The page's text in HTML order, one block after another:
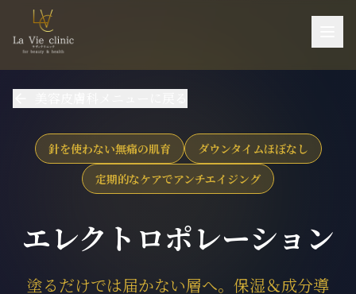
施術一覧
機器一覧
医師紹介
ご予約・お問い合わせ
針を使わない無痛の肌育
ダウンタイムほぼなし
定期的なケアでアンチエイジング
エレクトロポレーション
塗るだけでは届かない層へ。保湿＆成分導